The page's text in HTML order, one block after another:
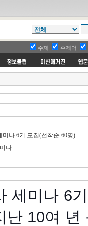
주제 주제어
미나 6기 모집(선착순 60명)
나
세미나 6
난 10여